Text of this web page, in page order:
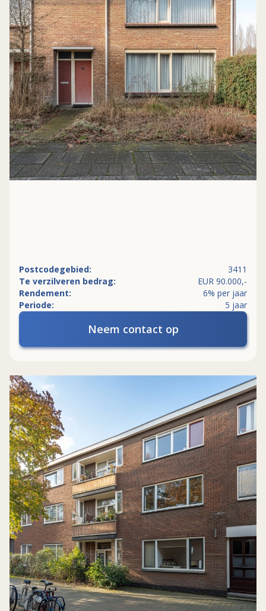
Postcodegebied:
3411
Te verzilveren bedrag:
EUR 90.000,-
Rendement:
6% per jaar
Periode:
5 jaar
Neem contact op